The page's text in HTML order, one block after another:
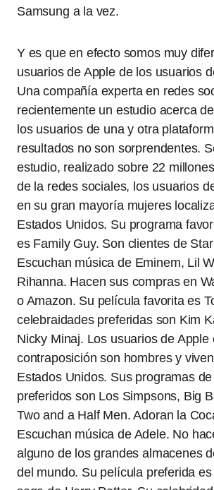
Samsung a la vez.
Y es que en efecto somos muy
usuarios de Apple de los usuarios
Una compañía experta en redes
recientemente un estudio acerca
los usuarios de una y otra
resultados no son sorprendentes.
estudio, realizado sobre 22
de la redes sociales, los usuarios
en su gran mayoría mujeres
Estados Unidos. Su programa
es Family Guy. Son clientes de
Escuchan música de Eminem, Lil
Rihanna. Hacen sus compras en
o Amazon. Su película favorita es
celebraidades preferidas son Kim
Nicky Minaj. Los usuarios de Apple
contraposición son hombres y
Estados Unidos. Sus programas
preferidos son Los Simpsons, Big
Two and a Half Men. Adoran la
Escuchan música de Adele. No
alguno de los grandes almacenes
del mundo. Su película preferida